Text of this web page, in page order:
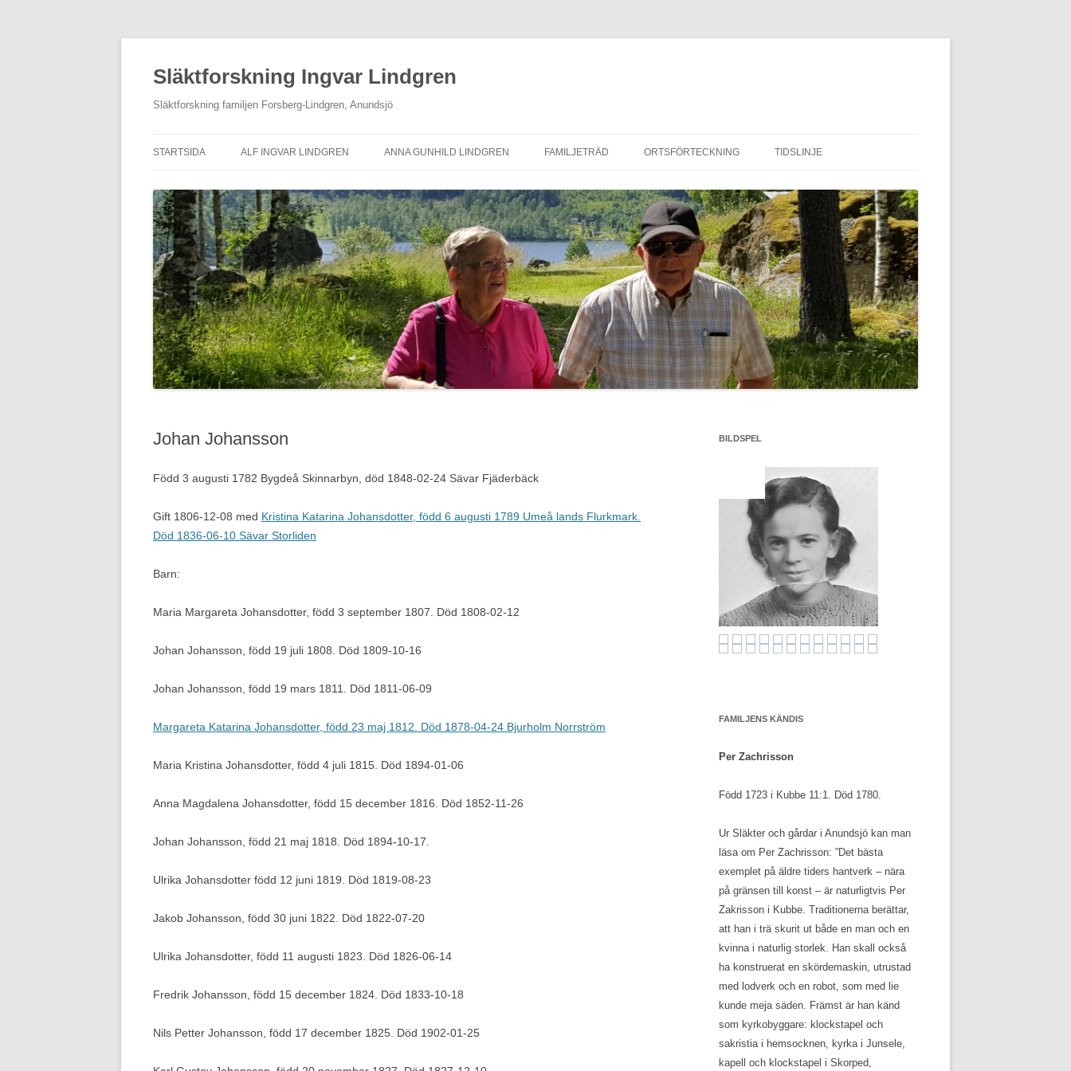
Släktforskning Ingvar Lindgren
Släktforskning familjen Forsberg-Lindgren, Anundsjö
STARTSIDA
KONTAKTA OSS
GALLERI
ALF INGVAR LINDGREN
AV LEVI JOHANSSON
ANNA GUNHILD LINDGREN FAMILJETRÄD
PERSONREGISTER
ORTSFÖRTECKNING TIDSLINJE
EN BILD BERÄTTAR
TRAGEDIN I AGNSJÖN
TBC
KONDUKTÖR
KRIGSTIDER MELLANSEL
DET BRINNER!
Johan Johansson
Född 3 augusti 1782 Bygdeå Skinnarbyn, död 1848-02-24 Sävar Fjäderbäck
Gift 1806-12-08 med Kristina Katarina Johansdotter, född 6 augusti 1789 Umeå lands Flurkmark.
Död 1836-06-10 Sävar Storliden
Barn:
Maria Margareta Johansdotter, född 3 september 1807. Död 1808-02-12
Johan Johansson, född 19 juli 1808. Död 1809-10-16
Johan Johansson, född 19 mars 1811. Död 1811-06-09
Margareta Katarina Johansdotter, född 23 maj 1812. Död 1878-04-24 Bjurholm Norrström
Maria Kristina Johansdotter, född 4 juli 1815. Död 1894-01-06
Anna Magdalena Johansdotter, född 15 december 1816. Död 1852-11-26
Johan Johansson, född 21 maj 1818. Död 1894-10-17.
Ulrika Johansdotter född 12 juni 1819. Död 1819-08-23
Jakob Johansson, född 30 juni 1822. Död 1822-07-20
Ulrika Johansdotter, född 11 augusti 1823. Död 1826-06-14
Fredrik Johansson, född 15 december 1824. Död 1833-10-18
Nils Petter Johansson, född 17 december 1825. Död 1902-01-25
BILDSPEL
FAMILJENS KÄNDIS
Per Zachrisson
Född 1723 i Kubbe 11:1. Död 1780.
Ur Släkter och gårdar i Anundsjö kan man
läsa om Per Zachrisson: ”Det bästa
exemplet på äldre tiders hantverk – nära
på gränsen till konst – är naturligtvis Per
Zakrisson i Kubbe. Traditionerna berättar,
att han i trä skurit ut både en man och en
kvinna i naturlig storlek. Han skall också
ha konstruerat en skördemaskin, utrustad
med lodverk och en robot, som med lie
kunde meja säden. Främst är han känd
som kyrkobyggare: klockstapel och
sakristia i hemsocknen, kyrka i Junsele,
kapell och klockstapel i Skorped,